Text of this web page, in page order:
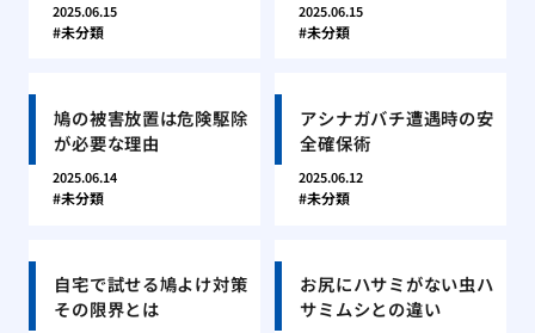
2025.06.15
未分類
2025.06.15
未分類
鳩の被害放置は危険駆除
が必要な理由
2025.06.14
未分類
アシナガバチ遭遇時の安
全確保術
2025.06.12
未分類
自宅で試せる鳩よけ対策
その限界とは
お尻にハサミがない虫ハ
サミムシとの違い